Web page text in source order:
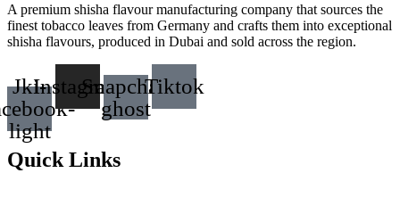
A premium shisha flavour manufacturing company that sources the
finest tobacco leaves from Germany and crafts them into exceptional
shisha flavours, produced in Dubai and sold across the region.
Jki-
light
InstagramSnapchat-
ghost
Tiktok
Quick Links